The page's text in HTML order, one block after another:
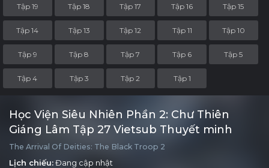
Tập 19 Tập 18 Tập 17 Tập 16 Tập 15
Tập 14 Tập 13 Tập 12 Tập 11 Tập 10
Tập 9 Tập 8 Tập 7 Tập 6 Tập 5
Tập 4 Tập 3 Tập 2 Tập 1
Học Viện Siêu Nhiên Phần 2: Chư Thiên
Giáng Lâm Tập 27 Vietsub Thuyết minh
The Arrival Of Deities: The Black Troop 2
Lịch chiếu:Đang cập nhật